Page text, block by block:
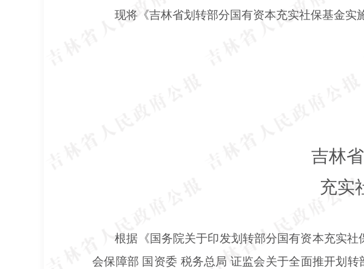
现将《吉林省划转部分国有资本充实社保基金实
吉林
充实
根据《国务院关于印发划转部分国有资本充实
会保障部 国资委 税务总局 证监会关于全面推开划